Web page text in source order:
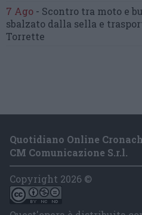
7 Ago - Scontro tra moto e
sbalzato dalla sella e
Torrette
Quotidiano Online
CM Comunicazione S.r.l.
Copyright 2026 ©